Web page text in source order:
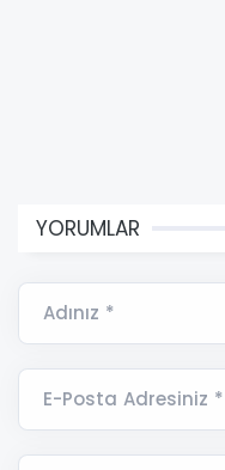
YORUMLAR
Adınız *
E-Posta Adresiniz *